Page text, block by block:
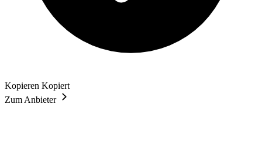
Kopieren Kopiert
Zum Anbieter